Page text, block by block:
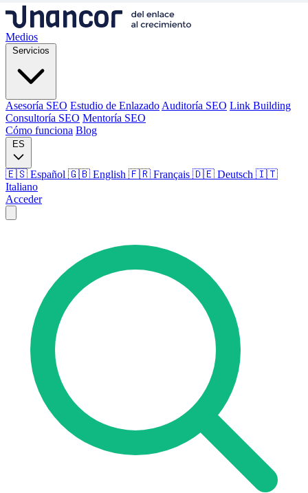
Medios
Servicios
Asesoría SEO Estudio de Enlazado Auditoría SEO Link Building
Consultoría SEO Mentoría SEO
Cómo funciona Blog
ES
🇪🇸 Español 🇬🇧 English 🇫🇷 Français 🇩🇪 Deutsch 🇮🇹
Italiano
Acceder
Asesoría SEO Estudio de Enlazado Auditoría SEO
Consultoría SEO
Cómo funciona
Idioma
🇪🇸 ES
🇬🇧 EN
Acceder